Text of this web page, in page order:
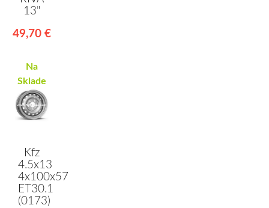
13"
49,70 €
Na
Sklade
Kfz
4.5x13
4x100x57
ET30.1
(0173)